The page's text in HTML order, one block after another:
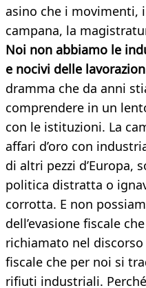
asino che i movimenti,
campana, la
Noi non abbiamo le
e nocivi delle
dramma che da anni
comprendere in un
con le istituzioni. La
affari d’oro con
di altri pezzi d’Europa,
politica distratta o
corrotta. E non
dell’evasione fiscale
richiamato nel
fiscale che per noi si
rifiuti industriali.